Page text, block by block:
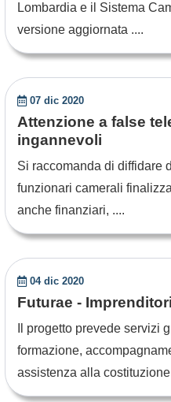
Lombardia e il Sistema
versione aggiornata ....
07 dic 2020
Attenzione a false
ingannevoli
Si raccomanda di diffidare
funzionari camerali
anche finanziari, ....
04 dic 2020
Futurae -
Il progetto prevede servizi
formazione,
assistenza alla costituzione